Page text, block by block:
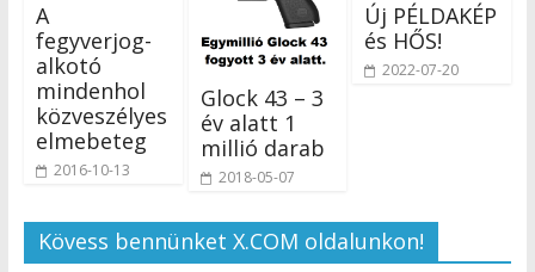
A
fegyverjog-
alkotó
mindenhol
közveszélyes
elmebeteg
2016-10-13
Glock 43 – 3
év alatt 1
millió darab
2018-05-07
Új PÉLDAKÉP
és HŐS!
2022-07-20
Kövess bennünket X.COM oldalunkon!